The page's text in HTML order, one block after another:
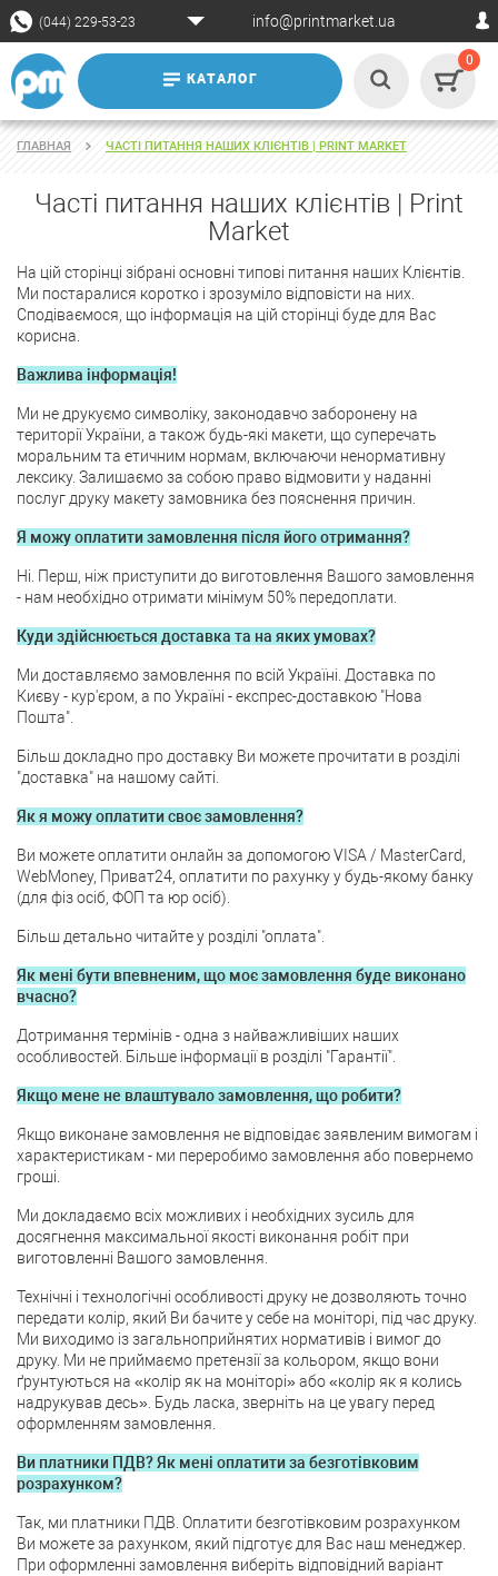
(044) 229-53-23 info@printmarket.ua
КАТАЛОГ
0
ГЛАВНАЯ ЧАСТІ ПИТАННЯ НАШИХ КЛІЄНТІВ | PRINT MARKET
Часті питання наших клієнтів | Print
Market
На цій сторінці зібрані основні типові питання наших Клієнтів.
Ми постаралися коротко і зрозуміло відповісти на них.
Сподіваємося, що інформація на цій сторінці буде для Вас
корисна.
Важлива інформація!
Ми не друкуємо символіку, законодавчо заборонену на
території України, а також будь-які макети, що суперечать
моральним та етичним нормам, включаючи ненормативну
лексику. Залишаємо за собою право відмовити у наданні
послуг друку макету замовника без пояснення причин.
Я можу оплатити замовлення після його отримання?
Ні. Перш, ніж приступити до виготовлення Вашого замовлення
- нам необхідно отримати мінімум 50% передоплати.
Куди здійснюється доставка та на яких умовах?
Ми доставляємо замовлення по всій Україні. Доставка по
Києву - кур'єром, а по Україні - експрес-доставкою "Нова
Пошта".
Більш докладно про доставку Ви можете прочитати в розділі
"доставка" на нашому сайті.
Як я можу оплатити своє замовлення?
Ви можете оплатити онлайн за допомогою VISA / MasterCard,
WebMoney, Приват24, оплатити по рахунку у будь-якому банку
(для фіз осіб, ФОП та юр осіб).
Більш детально читайте у розділі "оплата".
Як мені бути впевненим, що моє замовлення буде виконано
вчасно?
Дотримання термінів - одна з найважливіших наших
особливостей. Більше інформації в розділі "Гарантії".
Якщо мене не влаштувало замовлення, що робити?
Якщо виконане замовлення не відповідає заявленим вимогам і
характеристикам - ми переробимо замовлення або повернемо
гроші.
Ми докладаємо всіх можливих і необхідних зусиль для
досягнення максимальної якості виконання робіт при
виготовленні Вашого замовлення.
Технічні і технологічні особливості друку не дозволяють точно
передати колір, який Ви бачите у себе на моніторі, під час друку.
Ми виходимо із загальноприйнятих нормативів і вимог до
друку. Ми не приймаємо претензії за кольором, якщо вони
ґрунтуються на «колір як на моніторі» або «колір як я колись
надрукував десь». Будь ласка, зверніть на це увагу перед
оформленням замовлення.
Ви платники ПДВ? Як мені оплатити за безготівковим
розрахунком?
Так, ми платники ПДВ. Оплатити безготівковим розрахунком
Ви можете за рахунком, який підготує для Вас наш менеджер.
При оформленні замовлення виберіть відповідний варіант